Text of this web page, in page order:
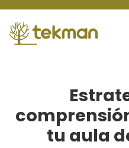
content
tu aula